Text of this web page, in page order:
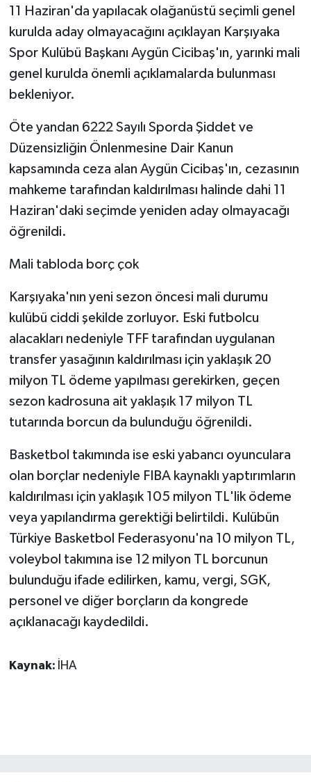
11 Haziran'da yapılacak olağanüstü seçimli genel
kurulda aday olmayacağını açıklayan Karşıyaka
Spor Kulübü Başkanı Aygün Cicibaş'ın, yarınki mali
genel kurulda önemli açıklamalarda bulunması
bekleniyor.
Öte yandan 6222 Sayılı Sporda Şiddet ve
Düzensizliğin Önlenmesine Dair Kanun
kapsamında ceza alan Aygün Cicibaş'ın, cezasının
mahkeme tarafından kaldırılması halinde dahi 11
Haziran'daki seçimde yeniden aday olmayacağı
öğrenildi.
Mali tabloda borç çok
Karşıyaka'nın yeni sezon öncesi mali durumu
kulübü ciddi şekilde zorluyor. Eski futbolcu
alacakları nedeniyle TFF tarafından uygulanan
transfer yasağının kaldırılması için yaklaşık 20
milyon TL ödeme yapılması gerekirken, geçen
sezon kadrosuna ait yaklaşık 17 milyon TL
tutarında borcun da bulunduğu öğrenildi.
Basketbol takımında ise eski yabancı oyunculara
olan borçlar nedeniyle FIBA kaynaklı yaptırımların
kaldırılması için yaklaşık 105 milyon TL'lik ödeme
veya yapılandırma gerektiği belirtildi. Kulübün
Türkiye Basketbol Federasyonu'na 10 milyon TL,
voleybol takımına ise 12 milyon TL borcunun
bulunduğu ifade edilirken, kamu, vergi, SGK,
personel ve diğer borçların da kongrede
açıklanacağı kaydedildi.
Kaynak: İHA
Kadın
KÜLTÜR SANAT
MAGAZİN
Otomobil
POLİTİKA
Sağlık
SİYASET
SPOR HABERLERİ
TEKNOLOJİ
Turizm
YAŞAM
Yerel Haberler